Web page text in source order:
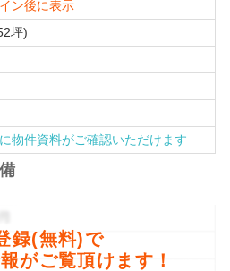
ン後に表示
坪)
物件資料がご確認いただけます
録(無料)で
がご覧頂けます！